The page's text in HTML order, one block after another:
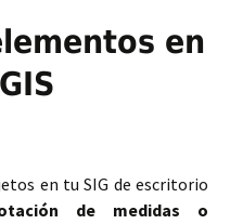
en
en tu SIG de escritorio
de medidas o